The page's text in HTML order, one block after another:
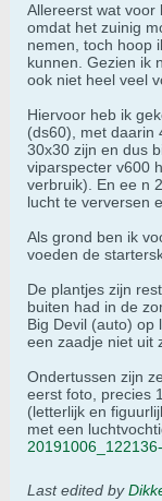
Allereerst wat voor
omdat het zuinig
nemen, toch hoop
kunnen. Gezien ik
ook niet heel veel
Hiervoor heb ik
(ds60), met daarin
30x30 zijn en dus
viparspecter v600
verbruik). En ee n
lucht te verversen
Als grond ben ik
voeden de
De plantjes zijn
buiten had in de
Big Devil (auto) op
een zaadje niet uit
Ondertussen zijn
eerst foto, precies
(letterlijk en
met een
Last edited by